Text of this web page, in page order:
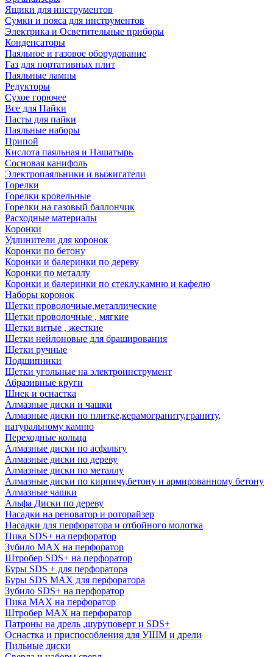
Ящики для инструментов
Сумки и пояса для инструментов
Электрика и Осветительные приборы
Конденсаторы
Паяльное и газовое оборудование
Газ для портативных плит
Паяльные лампы
Редукторы
Сухое горючее
Все для Пайки
Пасты для пайки
Паяльные наборы
Припой
Кислота паяльная и Нашатырь
Сосновая канифоль
Электропаяльники и выжигатели
Горелки
Горелки кровельные
Горелки на газовый баллончик
Расходные материалы
Коронки
Удлинители для коронок
Коронки по бетону
Коронки и балеринки по дереву
Коронки по металлу
Коронки и балеринки по стеклу,камню и кафелю
Наборы коронок
Щетки проволочные,металлические
Щетки проволочные , мягкие
Щетки витые , жесткие
Щетки нейлоновые для браширования
Щетки ручные
Подшипники
Щетки угольные на электроинструмент
Абразивные круги
Шнек и оснастка
Алмазные диски и чашки
Алмазные диски по плитке,керамограниту,граниту,
натуральному камню
Переходные кольца
Алмазные диски по асфальту
Алмазные диски по дереву
Алмазные диски по металлу
Алмазные диски по кирпичу,бетону и армированному бетону
Алмазные чашки
Альфа Диски по дереву
Насадки на реноватор и роторайзер
Насадки для перфоратора и отбойного молотка
Пика SDS+ на перфоратор
Зубило MAX на перфоратор
Штробер SDS+ на перфоратор
Буры SDS + для перфоратора
Буры SDS MAX для перфоратора
Зубило SDS+ на перфоратор
Пика MAX на перфоратор
Штробер MAX на перфоратор
Патроны на дрель ,шуруповерт и SDS+
Оснастка и приспособления для УШМ и дрели
Пильные диски